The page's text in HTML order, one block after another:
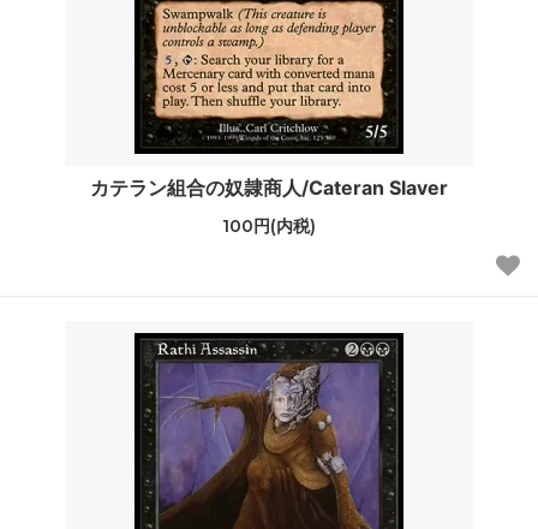
カテラン組合の奴隷商人/Cateran Slaver
100円(内税)